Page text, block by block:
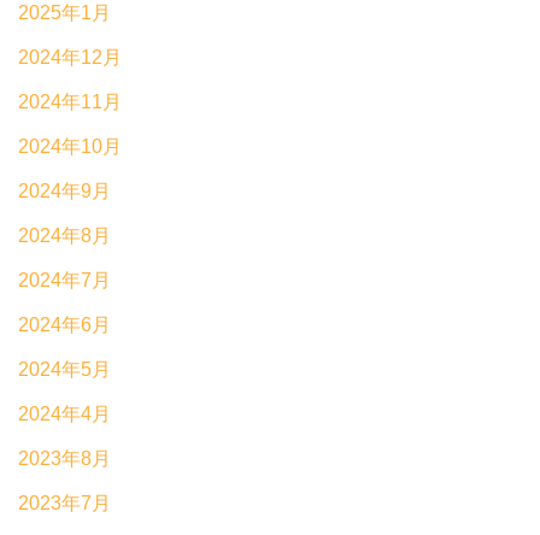
2025年1月
2024年12月
2024年11月
2024年10月
2024年9月
2024年8月
2024年7月
2024年6月
2024年5月
2024年4月
2023年8月
2023年7月